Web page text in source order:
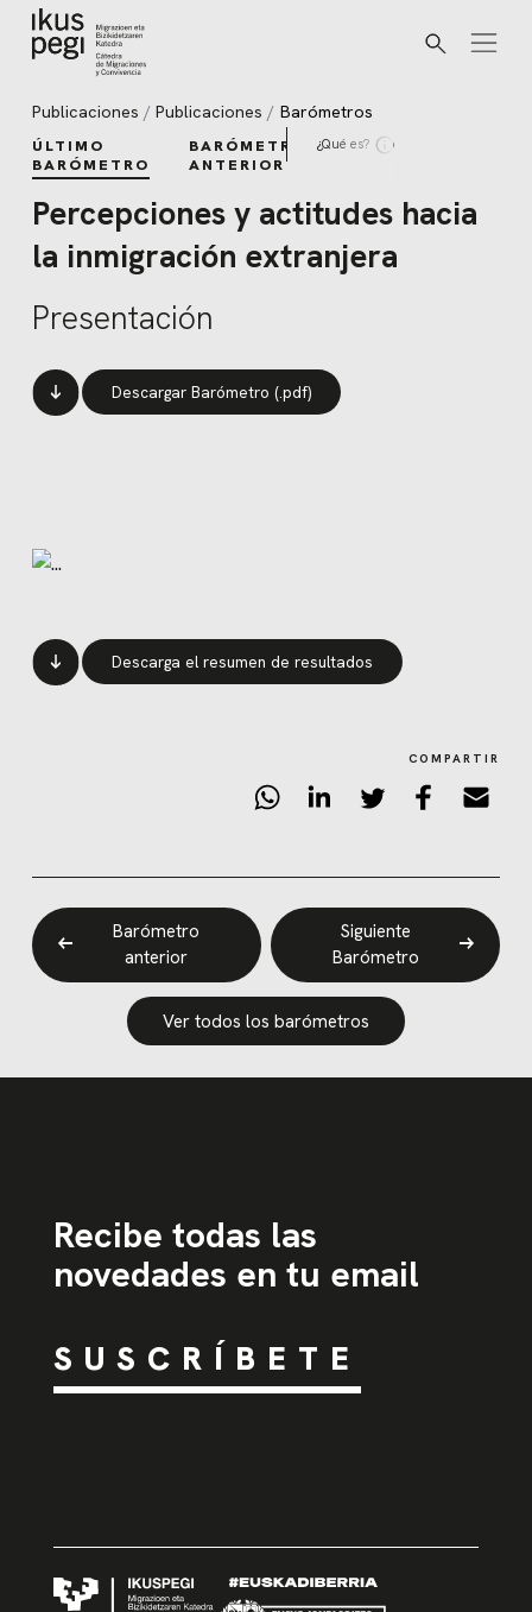
Ir directamente al contenido
Buscar
Publicaciones Publicaciones Barómetros
ÚLTIMO
BARÓMETRO
BARÓMETROS
ANTERIORES
¿Qué es?
Percepciones y actitudes hacia
la inmigración extranjera
Presentación
Descargar Barómetro (.pdf)
Descarga el resumen de resultados
COMPARTIR
Barómetro
anterior
Siguiente
Barómetro
Ver todos los barómetros
Recibe todas las
novedades en tu email
SUSCRÍBETE